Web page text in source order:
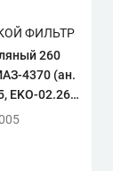
ФИЛЬТР
260
4370 (ан.
EKO-02.26)
(г.